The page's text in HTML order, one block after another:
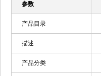
参数
产品目录
描述
产品分类